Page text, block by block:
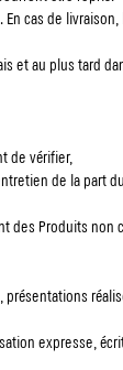
cas de
et au plus tard
de vérifier,
de la part
des Produits non
expresse,